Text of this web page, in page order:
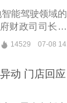
能驾驶领域
财政司司长陈
香港这个国
始人兼CEO曹
股、共同打造
Momenta自身
14529 07-08
动 门店回应